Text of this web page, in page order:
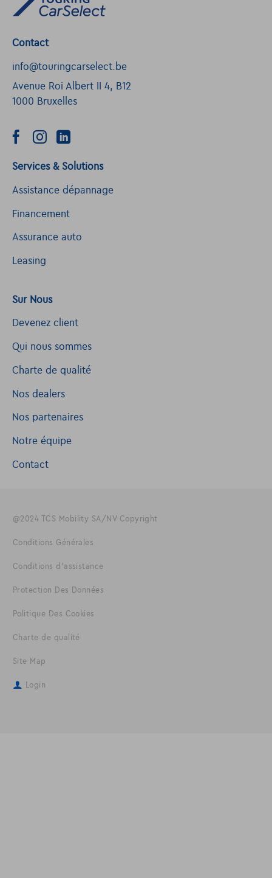
Contact
info@touringcarselect.be
Avenue Roi Albert II 4, B12
1000 Bruxelles
Services & Solutions
Assistance dépannage
Financement
Assurance auto
Leasing
Sur Nous
Devenez client
Qui nous sommes
Charte de qualité
Nos dealers
Nos partenaires
Notre équipe
Contact
@2024 TCS Mobility SA/NV Copyright
Conditions Générales
Conditions d'assistance
Protection Des Données
Politique Des Cookies
Charte de qualité
Site Map
Login